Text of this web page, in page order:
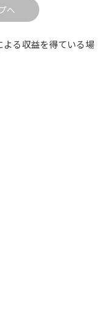
へ
る収益を得ている場